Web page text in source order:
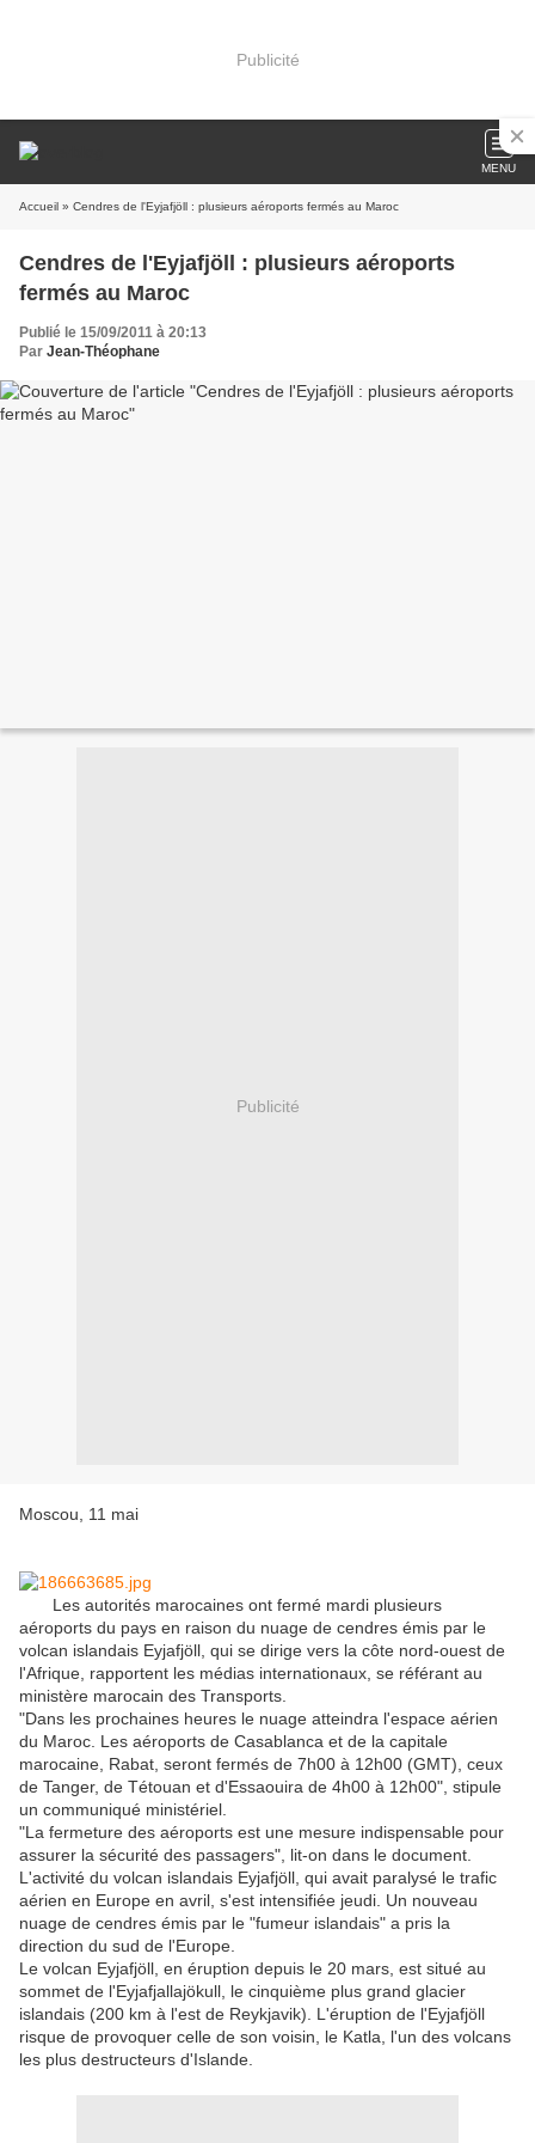
Publicité
MENU
Accueil » Cendres de l'Eyjafjöll : plusieurs aéroports fermés au Maroc
Cendres de l'Eyjafjöll : plusieurs aéroports
fermés au Maroc
Publié le 15/09/2011 à 20:13
Par Jean-Théophane
Publicité
Moscou, 11 mai
Les autorités marocaines ont fermé mardi plusieurs
aéroports du pays en raison du nuage de cendres émis par le
volcan islandais Eyjafjöll, qui se dirige vers la côte nord-ouest de
l'Afrique, rapportent les médias internationaux, se référant au
ministère marocain des Transports.
"Dans les prochaines heures le nuage atteindra l'espace aérien
du Maroc. Les aéroports de Casablanca et de la capitale
marocaine, Rabat, seront fermés de 7h00 à 12h00 (GMT), ceux
de Tanger, de Tétouan et d'Essaouira de 4h00 à 12h00", stipule
un communiqué ministériel.
"La fermeture des aéroports est une mesure indispensable pour
assurer la sécurité des passagers", lit-on dans le document.
L'activité du volcan islandais Eyjafjöll, qui avait paralysé le trafic
aérien en Europe en avril, s'est intensifiée jeudi. Un nouveau
nuage de cendres émis par le "fumeur islandais" a pris la
direction du sud de l'Europe.
Le volcan Eyjafjöll, en éruption depuis le 20 mars, est situé au
sommet de l'Eyjafjallajökull, le cinquième plus grand glacier
islandais (200 km à l'est de Reykjavik). L'éruption de l'Eyjafjöll
risque de provoquer celle de son voisin, le Katla, l'un des volcans
les plus destructeurs d'Islande.